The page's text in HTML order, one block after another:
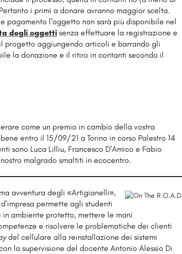
i primi a donare avranno maggior scelta.
pagamento l’oggetto non sarà più disponibile nel
degli oggetti senza effettuare la registrazione e
progetto aggiungendo articoli e barrando gli
la donazione e il ritiro in contanti secondo il
come un premio in cambio della vostra
entro il 15/09/21 a Torino in corso Palestro 14
sono Luca Lilliu, Francesco D’Amico e Fabio
malgrado smaltiti in ecocentro.
avventura degli «Artigianelli»,
permette agli studenti
in ambiente protetto, mettere le mani
e risolvere le problematiche dei clienti
del cellulare alla reinstallazione dei sistemi
la supervisione del docente Antonio Alessio Di